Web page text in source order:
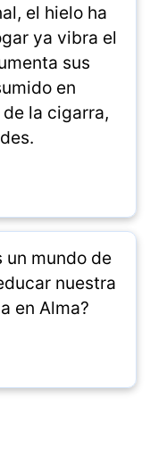
el hielo ha
ya vibra el
sus
en
la cigarra,
un mundo de
nuestra
en Alma?